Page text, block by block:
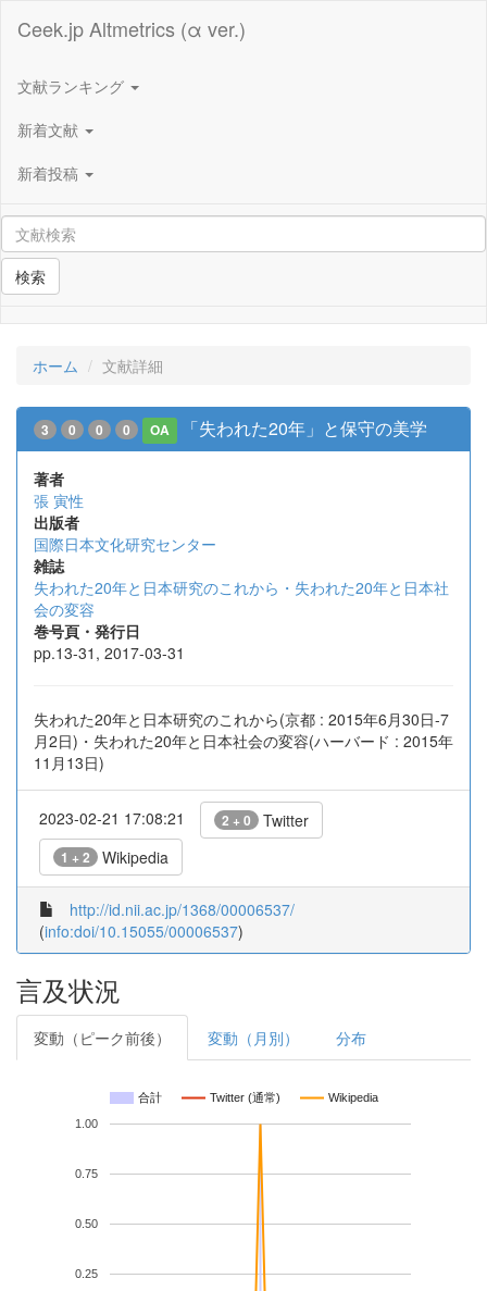
Ceek.jp Altmetrics (α ver.)
文献ランキング
新着文献
新着投稿
検索
ホーム 文献詳細
3 0 0 0 OA 「失われた20年」と保守の美学
著者
張 寅性
出版者
国際日本文化研究センター
雑誌
失われた20年と日本研究のこれから・失われた20年と日本社
会の変容
巻号頁・発行日
pp.13-31, 2017-03-31
失われた20年と日本研究のこれから(京都 : 2015年6月30日-7
月2日)・失われた20年と日本社会の変容(ハーバード : 2015年
11月13日)
2023-02-21 17:08:21 2 + 0 Twitter
1 + 2 Wikipedia
http://id.nii.ac.jp/1368/00006537/
(info:doi/10.15055/00006537)
言及状況
変動（ピーク前後） 変動（月別） 分布
合計 Twitter (通常) Wikipedia
0.25
0.50
0.75
1.00